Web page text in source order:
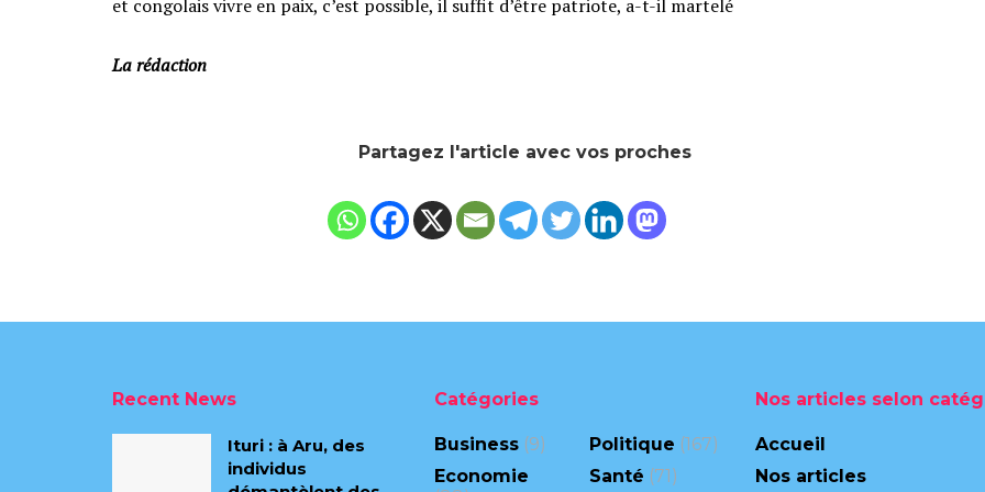
et congolais vivre en paix, c’est possible, il suffit d’être patriote, a-t-il martelé
La rédaction
Partagez l'article avec vos proches
Recent News
Ituri : à Aru, des
individus
Catégories
Business(9)
Economie
Politique (167)
Santé (71)
Nos articles selon
Accueil
Nos articles